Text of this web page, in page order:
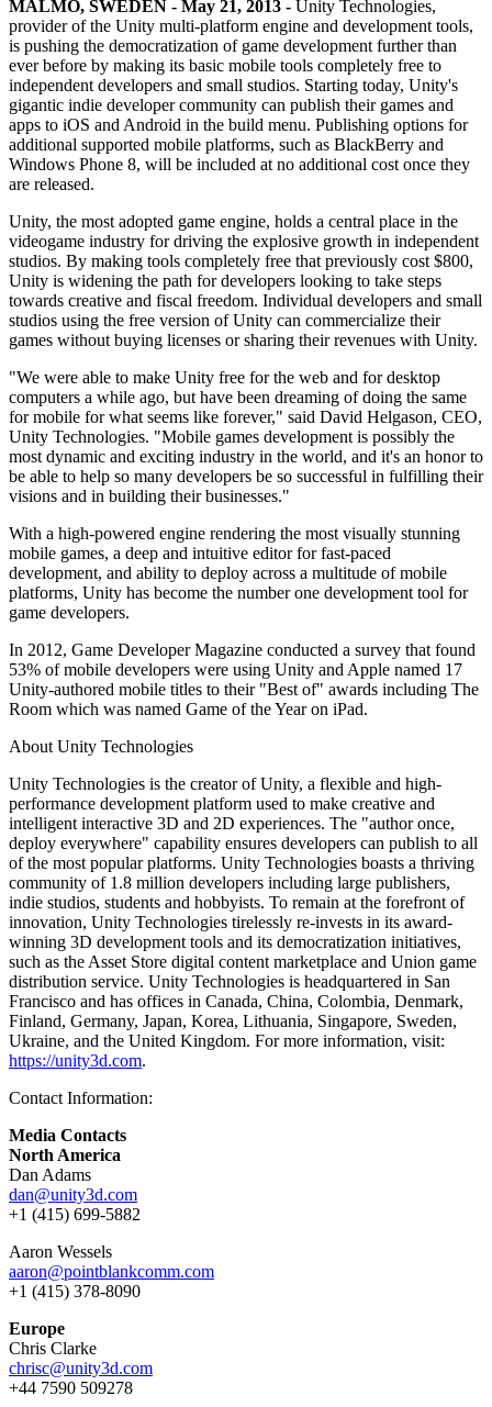
LiveOps
Insights pós-lançamento e operações de jogos ao vivo
Amplie
Aquisição de usuários
Seja descoberto e adquira usuários móveis
Gerencie as IAP em todas as lojas e no modelo D2C (direto ao
consumidor).
Monetização
Conecte jogadores com os jogos certos
Anuncie com o Unity
Monetize com o Unity
Casos de uso
Jogos de dispositivos móveis
Crie e faça crescer sucessos móveis com o Unity
Jogos Independentes
Lance grandes jogos com pequenas equipes
Lance jogos XR em várias plataformas
Jogos com multijogador
Simplifique o desenvolvimento de jogos multiplayer
Varejo
Transformar experiências em loja em experiências online
Automotivo
Impulsione a inovação e as experiências dentro do carro
Veja todas as indústrias
Insights
Estudos de caso
Histórias de sucesso do mundo real
Guias de melhores práticas
Dicas e truques de especialistas
Demonstrações
Demonstrações, amostras e blocos de construção
Todos os recursos
Novidades
Blog
Atualizações, informações e dicas técnicas
Notícias
Notícias, histórias e centro de imprensa
Junte-se a desenvolvedores, criadores e insiders
Prêmios Unity
Celebrando criadores do Unity em todo o mundo
Tutoriais
Dicas práticas e melhores práticas
Educação
Para estudantes
Impulsione sua carreira
Impulsione seu ensino
Concessão de Licença Educacional
Leve o poder do Unity para sua instituição
Certificações
Prove sua maestria em Unity
MALMO, SWEDEN - May 21, 2013 - Unity Technologies,
provider of the Unity multi-platform engine and development tools,
is pushing the democratization of game development further than
ever before by making its basic mobile tools completely free to
independent developers and small studios. Starting today, Unity's
gigantic indie developer community can publish their games and
apps to iOS and Android in the build menu. Publishing options for
additional supported mobile platforms, such as BlackBerry and
Windows Phone 8, will be included at no additional cost once they
are released.
Unity, the most adopted game engine, holds a central place in the
videogame industry for driving the explosive growth in independent
studios. By making tools completely free that previously cost $800,
Unity is widening the path for developers looking to take steps
towards creative and fiscal freedom. Individual developers and small
studios using the free version of Unity can commercialize their
games without buying licenses or sharing their revenues with Unity.
"We were able to make Unity free for the web and for desktop
computers a while ago, but have been dreaming of doing the same
for mobile for what seems like forever," said David Helgason, CEO,
Unity Technologies. "Mobile games development is possibly the
most dynamic and exciting industry in the world, and it's an honor to
be able to help so many developers be so successful in fulfilling their
visions and in building their businesses."
With a high-powered engine rendering the most visually stunning
mobile games, a deep and intuitive editor for fast-paced
development, and ability to deploy across a multitude of mobile
platforms, Unity has become the number one development tool for
game developers.
In 2012, Game Developer Magazine conducted a survey that found
53% of mobile developers were using Unity and Apple named 17
Unity-authored mobile titles to their "Best of" awards including The
Room which was named Game of the Year on iPad.
About Unity Technologies
Unity Technologies is the creator of Unity, a flexible and high-
performance development platform used to make creative and
intelligent interactive 3D and 2D experiences. The "author once,
deploy everywhere" capability ensures developers can publish to all
of the most popular platforms. Unity Technologies boasts a thriving
community of 1.8 million developers including large publishers,
indie studios, students and hobbyists. To remain at the forefront of
innovation, Unity Technologies tirelessly re-invests in its award-
winning 3D development tools and its democratization initiatives,
such as the Asset Store digital content marketplace and Union game
distribution service. Unity Technologies is headquartered in San
Francisco and has offices in Canada, China, Colombia, Denmark,
Finland, Germany, Japan, Korea, Lithuania, Singapore, Sweden,
Ukraine, and the United Kingdom. For more information, visit:
https://unity3d.com.
Contact Information:
Media Contacts
North America
Dan Adams
dan@unity3d.com
+1 (415) 699-5882
Aaron Wessels
aaron@pointblankcomm.com
+1 (415) 378-8090
Europe
Chris Clarke
chrisc@unity3d.com
+44 7590 509278